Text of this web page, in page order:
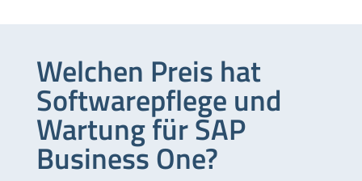
Welchen Preis hat
Softwarepflege und
Wartung für SAP
Business One?